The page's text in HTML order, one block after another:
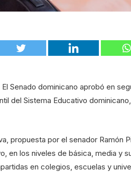
Senado dominicano aprobó en
del Sistema Educativo
propuesta por el senador Ramón
en los niveles de básica, media y
en colegios, escuelas y